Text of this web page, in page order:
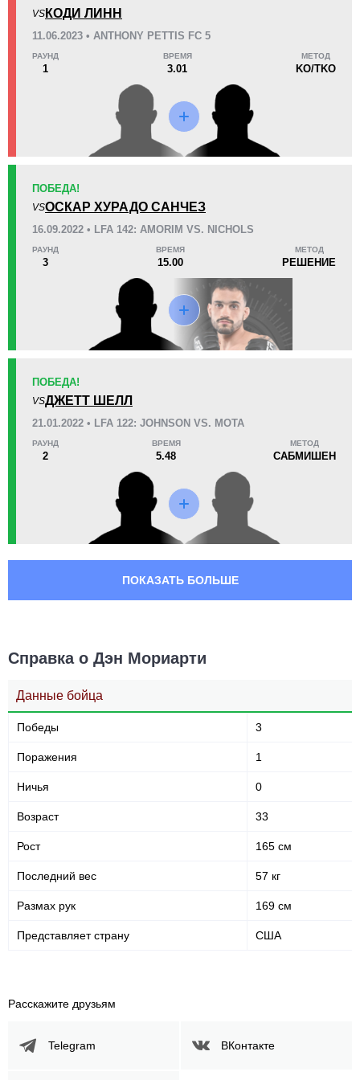
KO/TKO
1(100%)
6:47 11
Финиши в первом раунде
Статистика боев по организациям
APFC
LFA
VS КОДИ ЛИНН
11.06.2023 • ANTHONY PETTIS FC 5
РАУНД
1
ВРЕМЯ
3.01
МЕТОД
KO/TKO
ПОБЕДА!
VSОСКАР ХУРАДО САНЧЕЗ
16.09.2022 • LFA 142: AMORIM VS. NICHOLS
РАУНД
3
ВРЕМЯ
15.00
МЕТОД
РЕШЕНИЕ
ПОБЕДА!
VSДЖЕТТ ШЕЛЛ
21.01.2022 • LFA 122: JOHNSON VS. MOTA
РАУНД
2
ВРЕМЯ
5.48
МЕТОД
САБМИШЕН
ПОКАЗАТЬ БОЛЬШЕ
Справка о Дэн Мориарти
Данные бойца
Победы 3
Поражения 1
Ничья 0
Возраст 33
Рост 165 см
Последний вес 57 кг
Размах рук 169 см
Представляет страну США
Расскажите друзьям
Telegram ВКонтакте